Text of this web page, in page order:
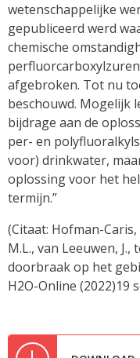
wetenschappelijke
gepubliceerd werd
chemische
afgebroken. Tot nu
beschouwd. Mogelijk
bijdrage aan de
per- en
voor) drinkwater,
oplossing voor het
termijn.”
(Citaat: Hofman-Caris,
M.L., van Leeuwen,
doorbraak op het
H2O-Online (2022)19